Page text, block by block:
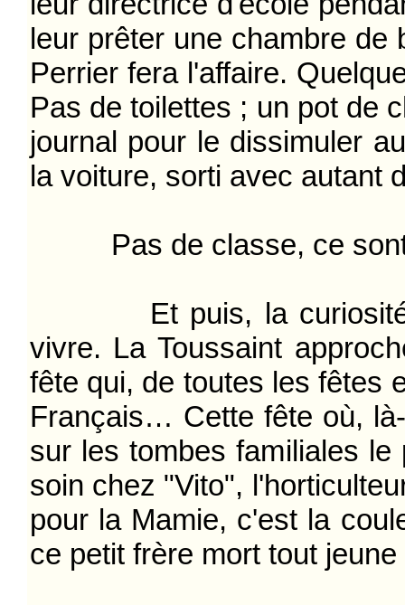
leur prêter une chambre de
Perrier fera l'affaire.
Pas de toilettes ; un pot de
journal pour le dissimuler
la voiture, sorti avec autant
Pas de classe, ce sont
Et puis, la curiosité :
vivre. La Toussaint
fête qui, de toutes les fêtes
Français… Cette fête où,
sur les tombes familiales
soin chez "Vito",
pour la Mamie, c'est la
ce petit frère mort tout